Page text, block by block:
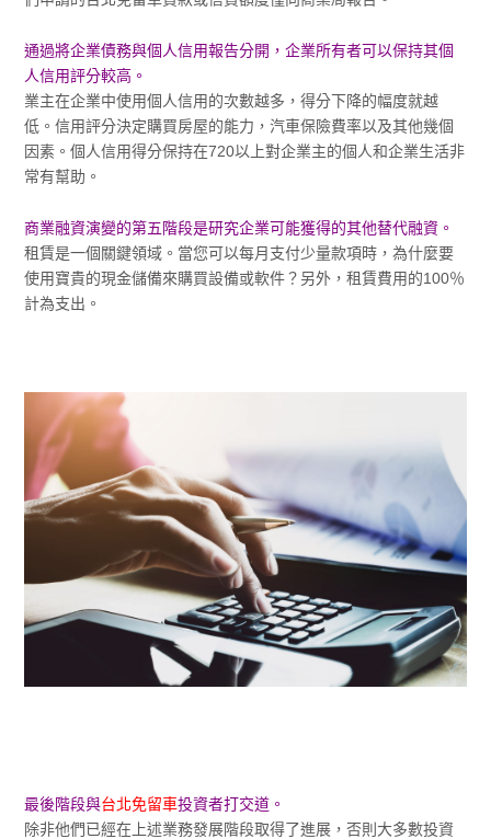
通過將企業債務與個人信用報告分開，企業所有者可以保持其個
人信用評分較高。
業主在企業中使用個人信用的次數越多，得分下降的幅度就越
低。信用評分決定購買房屋的能力，汽車保險費率以及其他幾個
因素。個人信用得分保持在720以上對企業主的個人和企業生活非
常有幫助。
商業融資演變的第五階段是研究企業可能獲得的其他替代融資。
租賃是一個關鍵領域。當您可以每月支付少量款項時，為什麼要
使用寶貴的現金儲備來購買設備或軟件？另外，租賃費用的100％
計為支出。
最後階段與台北免留車投資者打交道。
除非他們已經在上述業務發展階段取得了進展，否則大多數投資